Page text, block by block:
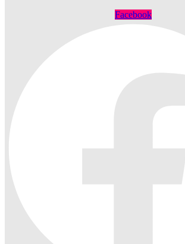
Facebook